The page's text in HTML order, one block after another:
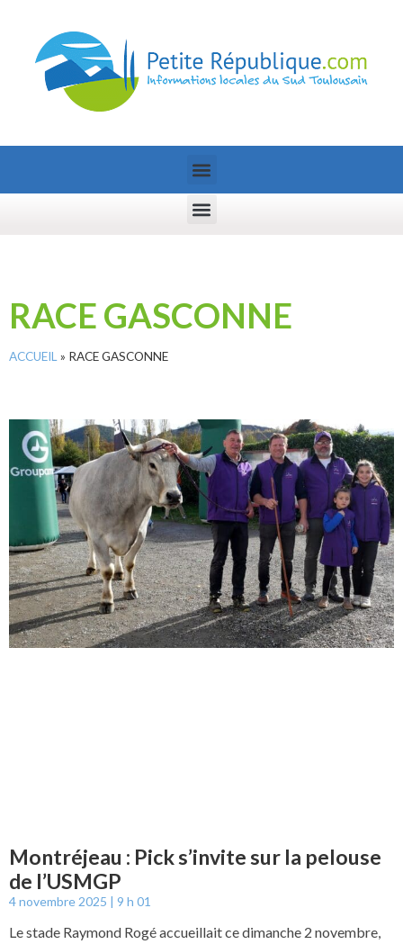
RACE GASCONNE
ACCUEIL » RACE GASCONNE
Montréjeau : Pick s’invite sur la pelouse
de l’USMGP
4 novembre 2025 9 h 01
Le stade Raymond Rogé accueillait ce dimanche 2 novembre,